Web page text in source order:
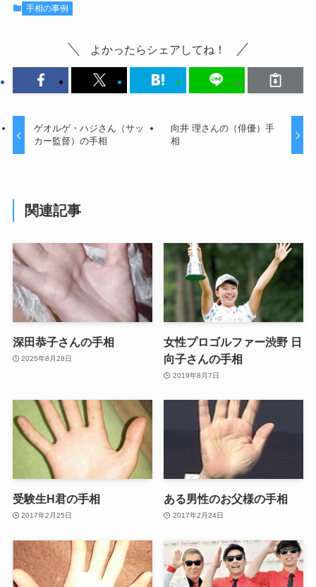
手相の事例
よかったらシェアしてね！
ゲオルゲ・ハジさん（サッ
カー監督）の手相
向井 理さんの（俳優）手
相
関連記事
深田恭子さんの手相
2025年8月28日
女性プロゴルファー渋野 日
向子さんの手相
2019年8月7日
受験生H君の手相
2017年2月25日
ある男性のお父様の手相
2017年2月24日